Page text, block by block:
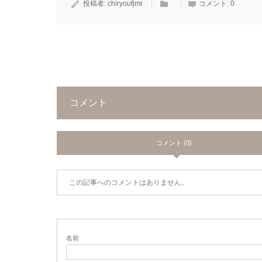
投稿者: chiryoufjmr コメント: 0
コメント
コメント (0)
この記事へのコメントはありません。
名前